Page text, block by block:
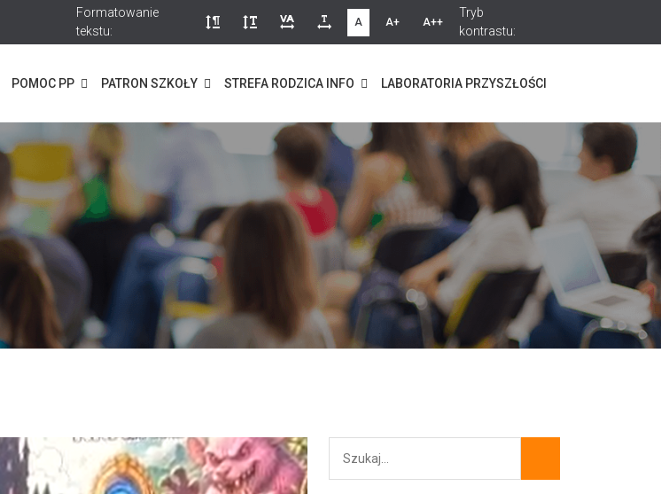
Formatowanie
tekstu:
A A+ A++
Tryb
kontrastu:
POMOC PP PATRON SZKOŁY STREFA RODZICA INFO LABORATORIA PRZYSZŁOŚCI